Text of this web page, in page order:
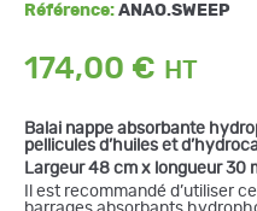
Référence: ANAO.SWEEP
174,00 €
Balai nappe absorbante
pellicules d’huiles et
Largeur 48 cm x longueur 30
Il est recommandé d’utiliser